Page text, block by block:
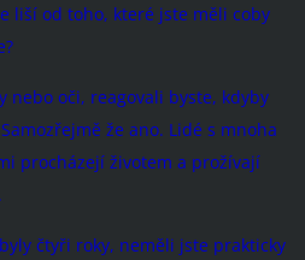
liší od toho, které jste měli coby
nebo oči, reagovali byste, kdyby
že ano. Lidé s mnoha
procházejí životem a prožívají
čtyři roky, neměli jste prakticky